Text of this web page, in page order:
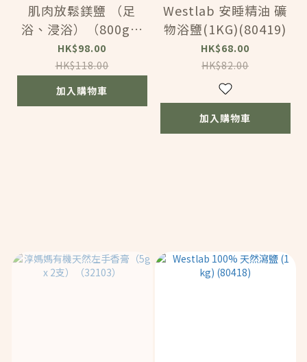
肌肉放鬆鎂鹽 （足
浴、浸浴）（800g）
（80420）
HK$98.00
HK$118.00
加入購物車
Westlab 安睡精油 礦
物浴鹽(1KG)(80419)
HK$68.00
HK$82.00
加入購物車